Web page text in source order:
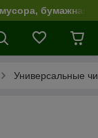
бумажная
Универсальные